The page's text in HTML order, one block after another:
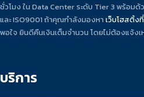
ชั่วโมง ใน Data Center ระดับ Tier 3 พร้อม
และ ISO9001 ถ้าคุณกำลังมองหา เว็บโฮสติ้ง
พอใจ ยินดีคืนเงินเต็มจำนวน โดยไม่ต้องแจ้ง
บริการ